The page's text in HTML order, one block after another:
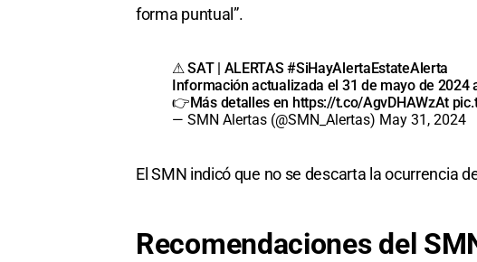
forma puntual”.
⚠ SAT | ALERTAS#SiHayAlertaEstateAlerta
Información actualizada el 31 de mayo de 2024
👉Más detalles en https://t.co/AgvDHAWzAt
— SMN Alertas (@SMN_Alertas) May 31, 2024
El SMN indicó que no se descarta la ocurrencia
Recomendaciones del